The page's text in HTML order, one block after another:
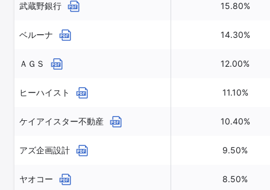
武蔵野銀行 15.80%
ベルーナ 14.30%
ＡＧＳ 12.00%
ヒーハイスト 11.10%
ケイアイスター不動産 10.40%
アズ企画設計 9.50%
ヤオコー 8.50%